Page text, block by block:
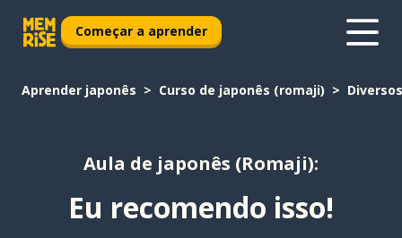
Começar a aprender
Aprender japonês Curso de japonês (romaji) Diversos
Aula de japonês (Romaji):
Eu recomendo isso!